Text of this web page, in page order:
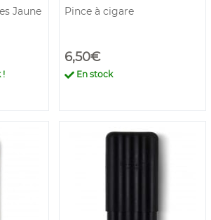
Jaune
!
Pince à cigare
6,50€
En stock